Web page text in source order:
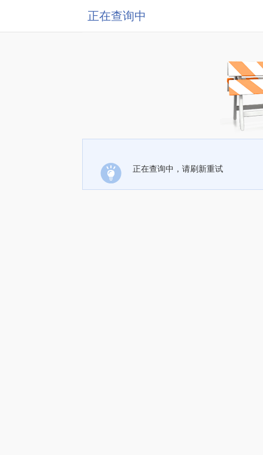
正在查询中
正在查询中，请刷新重试